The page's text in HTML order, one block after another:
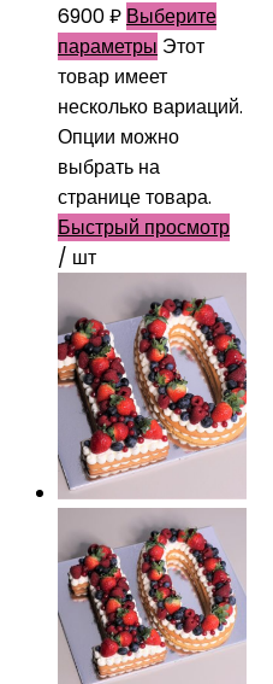
6900₽ Выберите
параметры Этот
товар имеет
несколько вариаций.
Опции можно
выбрать на
странице товара.
Быстрый просмотр
/ шт